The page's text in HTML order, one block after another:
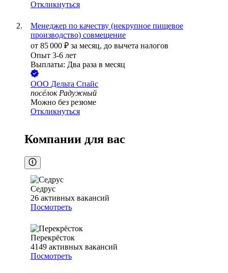
Откликнуться
Менеджер по качеству (некрупное пищевое
производство) совмещение
от 85 000 ₽ за месяц, до вычета налогов
Опыт 3-6 лет
Выплаты: Два раза в месяц
ООО Дельта Спайс
посёлок Радужный
Можно без резюме
Откликнуться
Компании для вас
Седрус
26 активных вакансий
Посмотреть
Перекрёсток
4149 активных вакансий
Посмотреть